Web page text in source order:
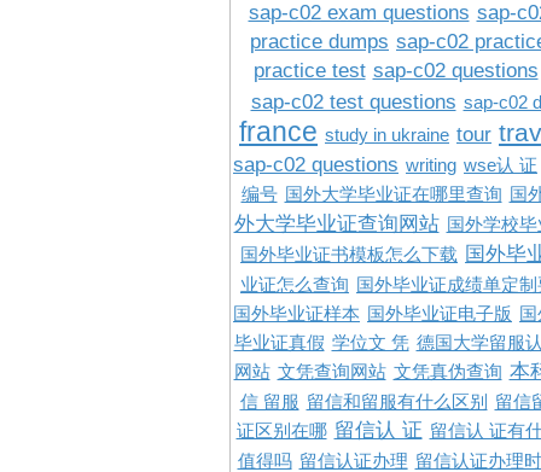
sap-c02 exam questions sap-
practice dumps sap-c02
practice test sap-c02 questions
sap-c02 test questions sap-c02
france study in ukraine tour
sap-c02 questions writing wse认 证
编号 国外大学毕业证在哪里查询 国
外大学毕业证查询网站 国外学校
国外毕业证书模板怎么下载 国外毕
业证怎么查询
国外毕业证成绩单定
国外毕业证样本
国外毕业证电子版
毕业证真假 学位文 凭 德国大学留服
网站 文凭查询网站 文凭真伪查询 本
信 留服 留信和留服有什么区别
留信
证区别在哪 留信认 证 留信认 证有
值得吗 留信认证办理 留信认证办理